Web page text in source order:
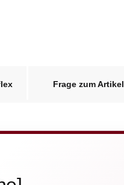
Frage zum Artikel